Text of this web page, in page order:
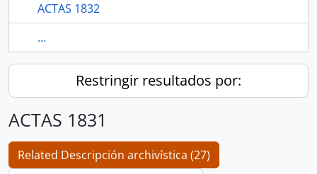
ACTAS 1832
...
Restringir resultados por:
ACTAS 1831
Related Descripción archivística (27)